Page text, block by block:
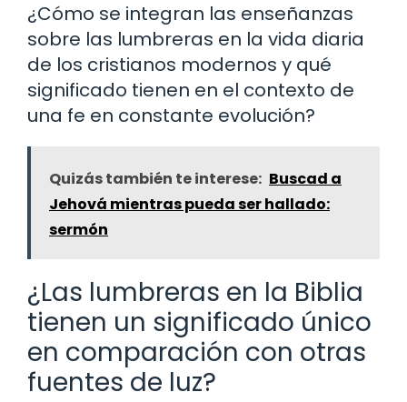
¿Cómo se integran las enseñanzas
sobre las lumbreras en la vida diaria
de los cristianos modernos y qué
significado tienen en el contexto de
una fe en constante evolución?
Quizás también te interese: Buscad a
Jehová mientras pueda ser hallado:
sermón
¿Las lumbreras en la Biblia
tienen un significado único
en comparación con otras
fuentes de luz?